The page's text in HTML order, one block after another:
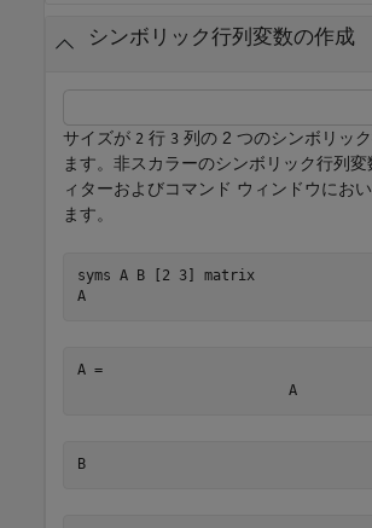
シンボリック行列変数の作成
サイズが 2 行 3 列の 2 つのシンボリッ
ます。非スカラーのシンボリック行列
ィターおよびコマンド ウィンドウにお
ます。
syms A B [2 3]
matrix
A
A =
A
B